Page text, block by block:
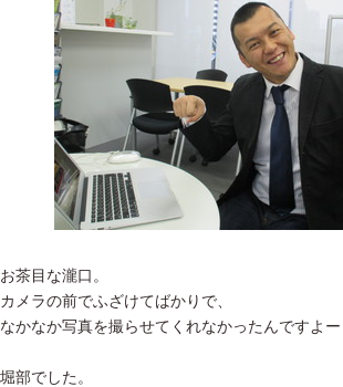
お茶目な瀧口。
カメラの前でふざけてばかりで、
なかなか写真を撮らせてくれなかったんですよー
堀部でした。